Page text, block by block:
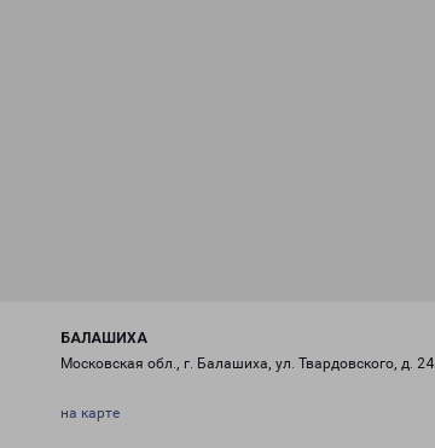
БАЛАШИХА
Московская обл., г. Балашиха, ул. Твардовского, д. 24
на карте